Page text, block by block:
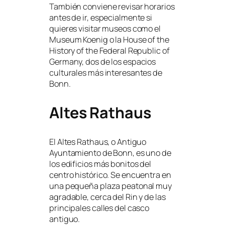
También conviene revisar horarios
antes de ir, especialmente si
quieres visitar museos como el
Museum Koenig o la House of the
History of the Federal Republic of
Germany, dos de los espacios
culturales más interesantes de
Bonn.
Altes Rathaus
El Altes Rathaus, o Antiguo
Ayuntamiento de Bonn, es uno de
los edificios más bonitos del
centro histórico. Se encuentra en
una pequeña plaza peatonal muy
agradable, cerca del Rin y de las
principales calles del casco
antiguo.